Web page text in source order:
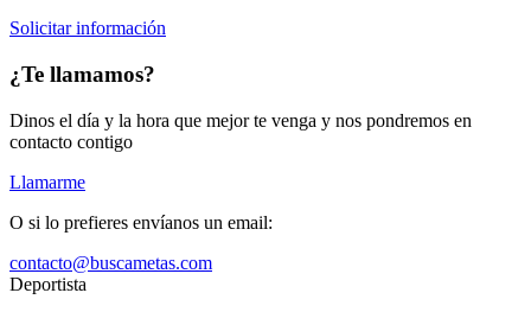
Solicitar información
¿Te llamamos?
Dinos el día y la hora que mejor te venga y nos pondremos en
contacto contigo
Llamarme
O si lo prefieres envíanos un email:
contacto@buscametas.com
Deportista